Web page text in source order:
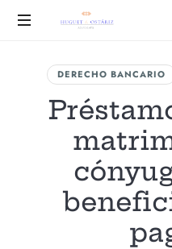
Huguet
&
Ostáriz
DERECHO BANCARIO